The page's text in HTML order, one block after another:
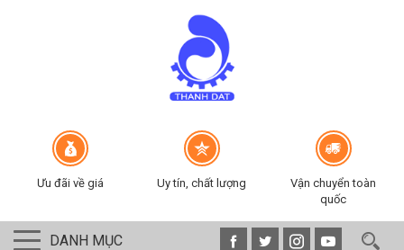
Ưu đãi về giá Uy tín, chất lượng
Vận chuyển toàn
quốc
DANH MỤC